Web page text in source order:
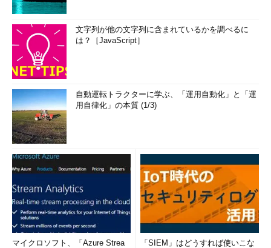
文字列が他の文字列に含まれているかを調べるに
は？［JavaScript］
自動運転トラクターに学ぶ、「運用自動化」と「運
用自律化」の本質 (1/3)
マイクロソフト、「Azure Strea
「SIEM」はどうすれば使いこな